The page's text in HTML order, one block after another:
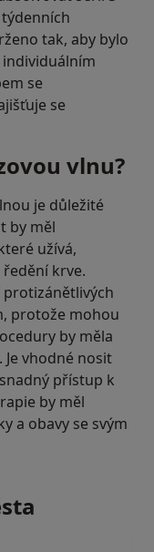
tak, aby bylo
se
se
vlnu?
je důležité
by měl
užívá,
krve.
protože mohou
by měla
vhodné nosit
přístup k
by měl
a obavy se svým